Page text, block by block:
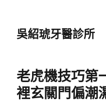
吳紹琥牙醫診所
老虎機技巧第
裡玄關門偏潮